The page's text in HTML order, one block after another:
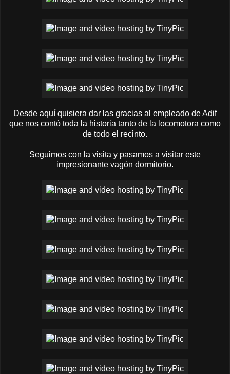
Desde aquí quisiera dar las gracias al empleado de Adif
que nos contó toda la historia tanto de la locomotora como
de todo el recinto.
Seguimos con la visita y pasamos a visitar este
impresionante vagón dormitorio.